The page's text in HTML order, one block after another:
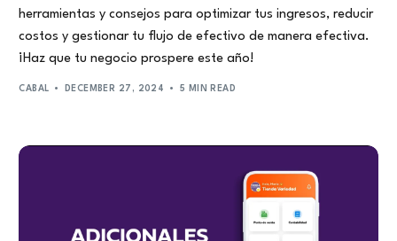
herramientas y consejos para optimizar tus ingresos, reducir
costos y gestionar tu flujo de efectivo de manera efectiva.
¡Haz que tu negocio prospere este año!
CABAL DECEMBER 27, 2024 5 MIN READ